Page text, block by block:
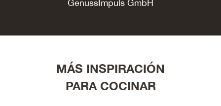
GenussImpuls GmbH
MÁS INSPIRACIÓN
PARA COCINAR